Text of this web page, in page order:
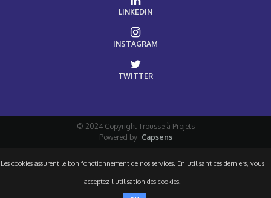
LINKEDIN
INSTAGRAM
TWITTER
© 2024 Copyright Trousse à Projets
Powered by Capsens
Les cookies assurent le bon fonctionnement de nos services. En utilisant ces derniers, vous
acceptez l'utilisation des cookies.